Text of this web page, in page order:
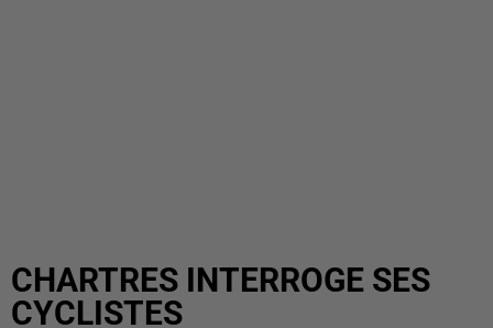
CHARTRES INTERROGE SES
CYCLISTES